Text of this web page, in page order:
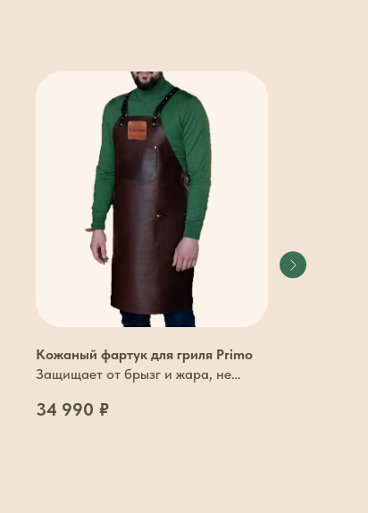
Кожаный фартук для гриля Primo
Защищает от брызг и жара, не
34 990 ₽